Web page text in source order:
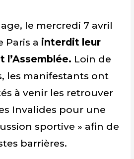
le mercredi 7 avril
Paris a interdit leur
l’Assemblée. Loin de
les manifestants ont
à venir les retrouver
Invalides pour une
sportive » afin de
barrières.